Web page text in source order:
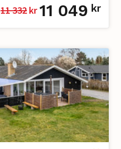
11 332 kr 11 049 kr